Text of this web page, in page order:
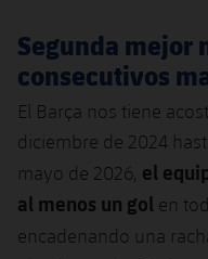
Clasificaciones
Resultados
Clasificaciones
Hockey Hierba
Hockey Hierba
Actualidad
Plantilla
Agenda
Escuela de
plusicon
Actualidad
Jugadores
Voleibol
plusicon
más
Noticias
Apúntate a las
plusicon
Segunda mejor
consecutivos
El Barça nos tiene
diciembre de 2024
mayo de 2026, el
al menos un gol en
encadenando una